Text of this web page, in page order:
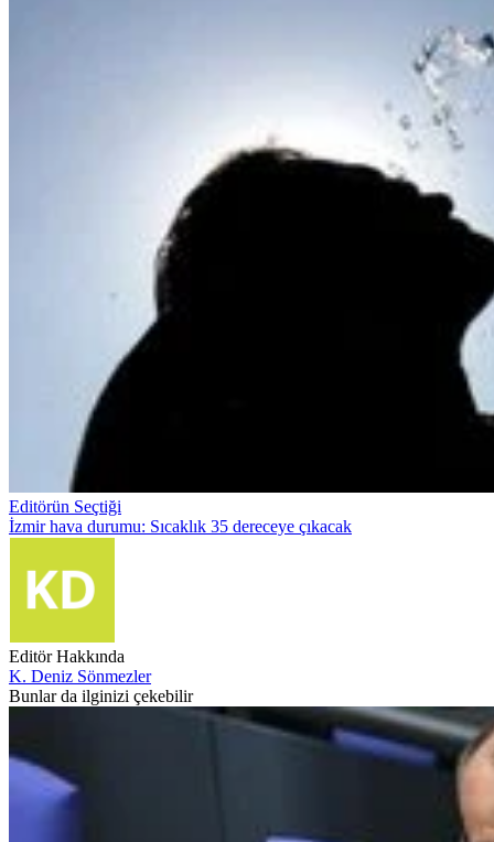
Editörün Seçtiği
İzmir hava durumu: Sıcaklık 35 dereceye çıkacak
Editör Hakkında
K. Deniz Sönmezler
Bunlar da ilginizi çekebilir